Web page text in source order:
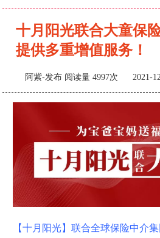
十月阳光联合大童保
提供多重增值服务！
阿紫-发布 阅读量 4997次 2021-
【十月阳光】联合全球保险中介